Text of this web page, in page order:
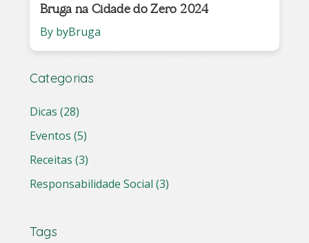
Bruga na Cidade do Zero 2024
By byBruga
Categorias
Dicas (28)
Eventos (5)
Receitas (3)
Responsabilidade Social (3)
Tags